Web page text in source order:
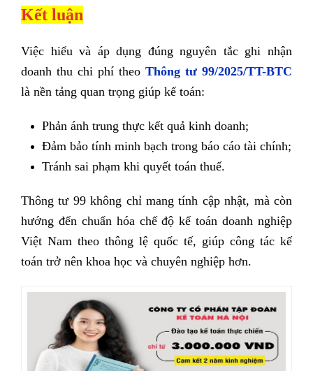
Kết luận
Việc hiểu và áp dụng đúng nguyên tắc ghi nhận
doanh thu chi phí theo Thông tư 99/2025/TT-BTC
là nền tảng quan trọng giúp kế toán:
Phản ánh trung thực kết quả kinh doanh;
Đảm bảo tính minh bạch trong báo cáo tài chính;
Tránh sai phạm khi quyết toán thuế.
Thông tư 99 không chỉ mang tính cập nhật, mà còn
hướng đến chuẩn hóa chế độ kế toán doanh nghiệp
Việt Nam theo thông lệ quốc tế, giúp công tác kế
toán trở nên khoa học và chuyên nghiệp hơn.